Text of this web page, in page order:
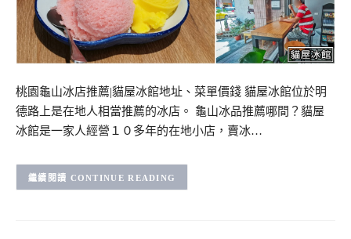
桃園龜山冰店推薦|貓屋冰館地址、菜單價錢 貓屋冰館位於明
德路上是在地人相當推薦的冰店。 龜山冰品推薦哪間？貓屋
冰館是一家人經營１０多年的在地小店，賣冰…
CONTINUE READING